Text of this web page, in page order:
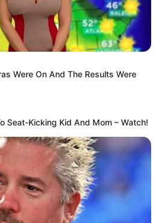
(foto: pinterest)
Mengubah Kalung Rusak
makan yang berada di pojok. Bisa
I, sama-sama bikin nyaman kok.
Were On And The Results Were
Seat-Kicking Kid And Mom – Watch!